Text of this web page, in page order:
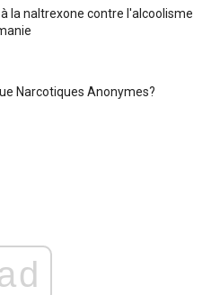
la naltrexone contre l'alcoolisme
Narcotiques Anonymes?